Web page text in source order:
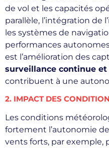
de vol et les capacités
parallèle, l’intégration de
les systèmes de
performances
est l’amélioration des
surveillance continue
contribuent à une
2. IMPACT DES
Les conditions
fortement l’autonomie
vents forts, par